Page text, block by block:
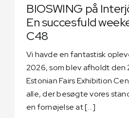
BIOSWING på
En succesfuld
C48
Vi havde en fantastisk
2026, som blev afholdt den
Estonian Fairs Exhibition
alle, der besøgte vores
en fornøjelse at [...]